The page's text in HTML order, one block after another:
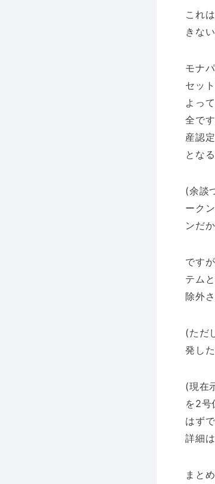
これ
きな
モナ
セッ
よっ
全で
産認
とな
(余談
ーク
ンだ
です
テム
除外
(ただ
発し
(現在
を2号
はず
詳細
まと